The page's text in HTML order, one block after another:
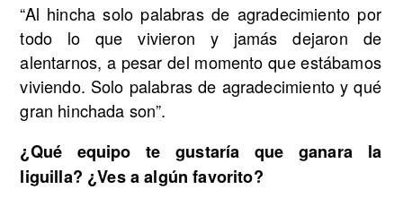
“Al hincha solo palabras de agradecimiento por
todo lo que vivieron y jamás dejaron de
alentarnos, a pesar del momento que estábamos
viviendo. Solo palabras de agradecimiento y qué
gran hinchada son”.
¿Qué equipo te gustaría que ganara la
liguilla? ¿Ves a algún favorito?